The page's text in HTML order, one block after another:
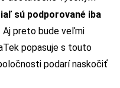
sú podporované iba
. Aj preto bude veľmi
popasuje s touto
podarí naskočiť